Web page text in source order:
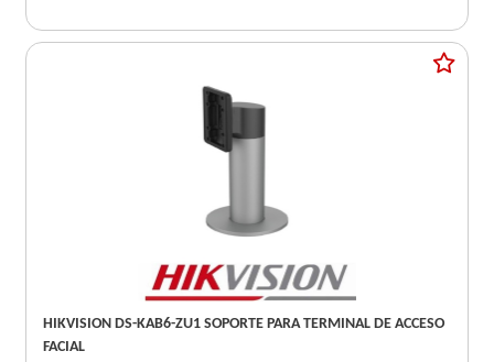
HIKVISION DS-KAB6-ZU1 SOPORTE PARA TERMINAL DE ACCESO
FACIAL